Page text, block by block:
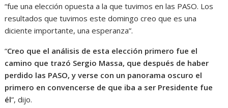
“fue una elección opuesta a la que tuvimos en las PASO. Los
resultados que tuvimos este domingo creo que es una
diciente importante, una esperanza”.
“Creo que el análisis de esta elección primero fue el
camino que trazó Sergio Massa, que después de haber
perdido las PASO, y verse con un panorama oscuro el
primero en convencerse de que iba a ser Presidente fue
él”, dijo.